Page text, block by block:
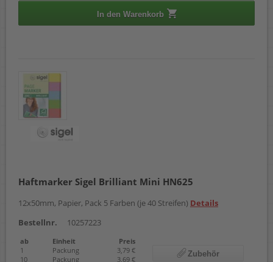
In den Warenkorb
Haftmarker Sigel Brilliant Mini HN625
12x50mm, Papier, Pack 5 Farben (je 40 Streifen) Details
Bestellnr.
10257223
ab Einheit
Preis
1
Packung
3,79 €
10
Packung 3,69 €
Zubehör